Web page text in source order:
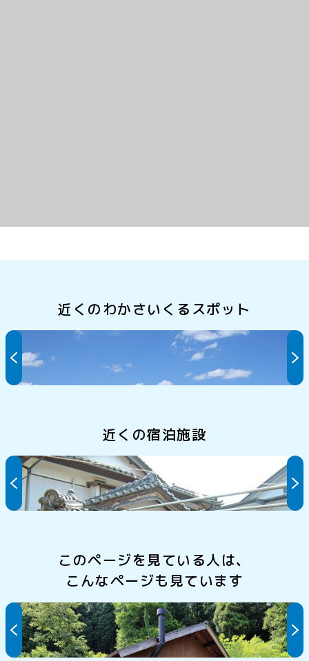
近くのわかさいくるスポット
はまなすパーク海水浴場
近くの宿泊施設
山口旅館
このページを見ている人は、
こんなページも見ています
ゲストハウスよざえもん